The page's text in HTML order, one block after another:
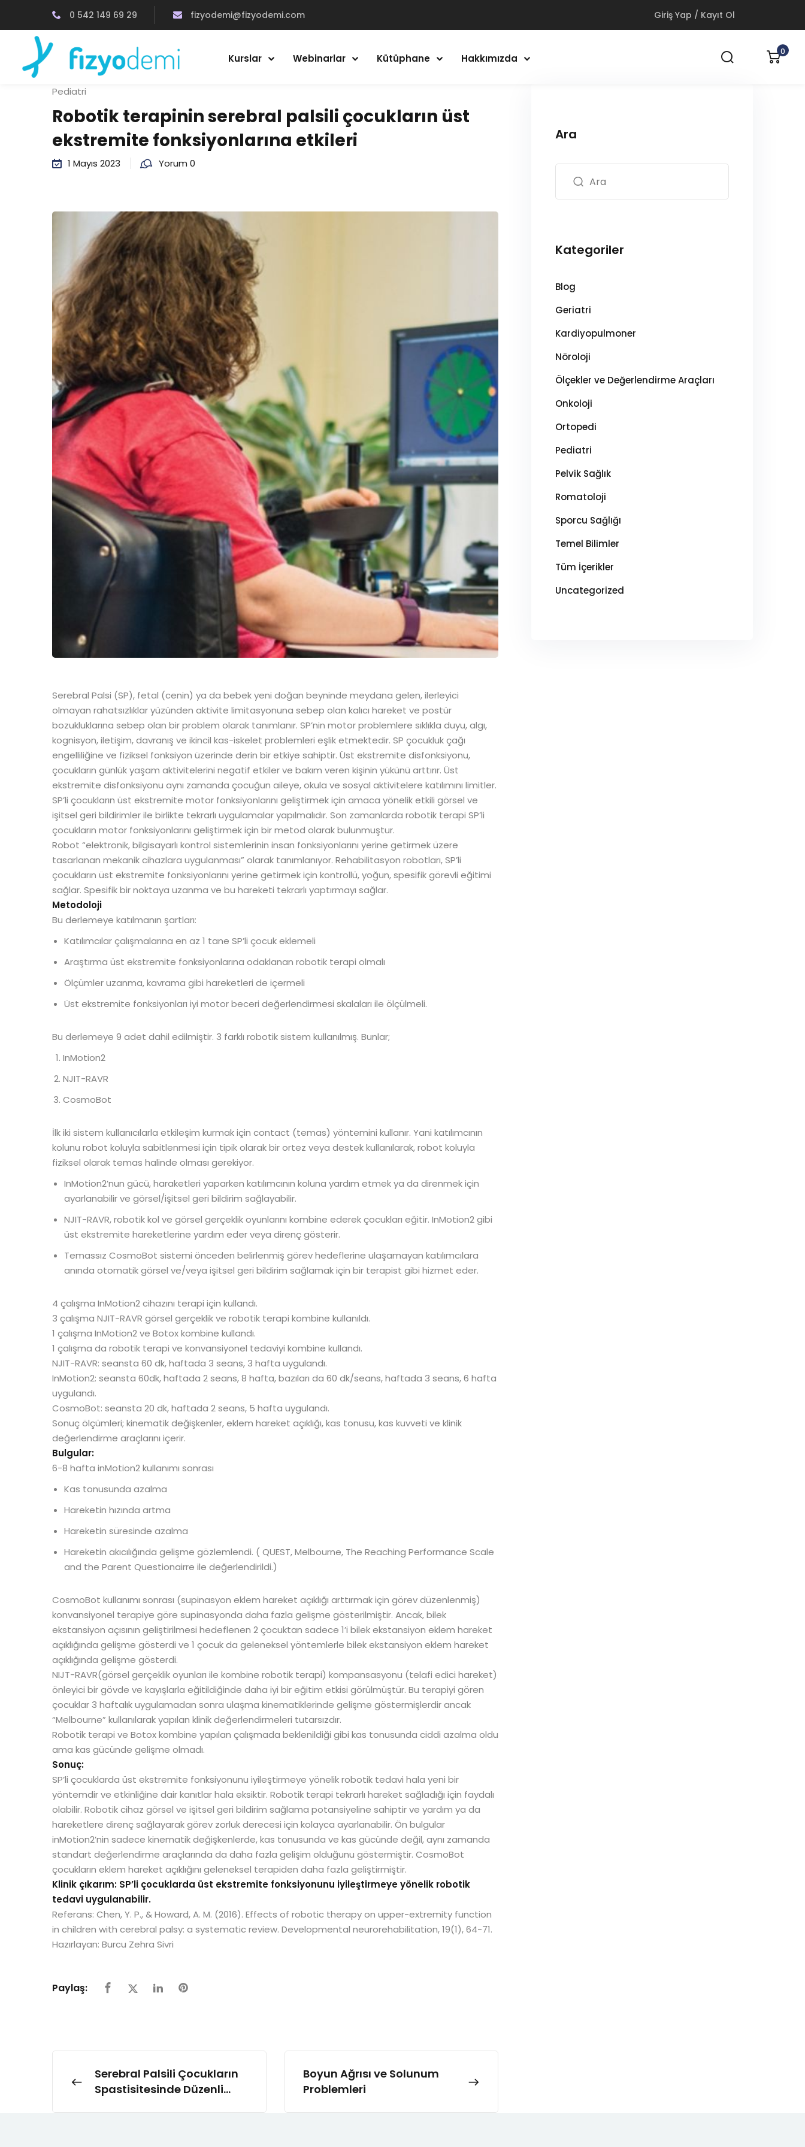
0 542 149 69 29 fizyodemi@fizyodemi.com Giriş Yap / Kayıt Ol
Kurslar Webinarlar Kütüphane Hakkımızda
0
Pediatri
Robotik terapinin serebral palsili çocukların üst
ekstremite fonksiyonlarına etkileri
1 Mayıs 2023 Yorum 0
Serebral Palsi (SP), fetal (cenin) ya da bebek yeni doğan beyninde meydana gelen, ilerleyici
olmayan rahatsızlıklar yüzünden aktivite limitasyonuna sebep olan kalıcı hareket ve postür
bozukluklarına sebep olan bir problem olarak tanımlanır. SP’nin motor problemlere sıklıkla duyu, algı,
kognisyon, iletişim, davranış ve ikincil kas-iskelet problemleri eşlik etmektedir. SP çocukluk çağı
engelliliğine ve fiziksel fonksiyon üzerinde derin bir etkiye sahiptir. Üst ekstremite disfonksiyonu,
çocukların günlük yaşam aktivitelerini negatif etkiler ve bakım veren kişinin yükünü arttırır. Üst
ekstremite disfonksiyonu aynı zamanda çocuğun aileye, okula ve sosyal aktivitelere katılımını limitler.
SP’li çocukların üst ekstremite motor fonksiyonlarını geliştirmek için amaca yönelik etkili görsel ve
işitsel geri bildirimler ile birlikte tekrarlı uygulamalar yapılmalıdır. Son zamanlarda robotik terapi SP’li
çocukların motor fonksiyonlarını geliştirmek için bir metod olarak bulunmuştur.
Robot “elektronik, bilgisayarlı kontrol sistemlerinin insan fonksiyonlarını yerine getirmek üzere
tasarlanan mekanik cihazlara uygulanması” olarak tanımlanıyor. Rehabilitasyon robotları, SP’li
çocukların üst ekstremite fonksiyonlarını yerine getirmek için kontrollü, yoğun, spesifik görevli eğitimi
sağlar. Spesifik bir noktaya uzanma ve bu hareketi tekrarlı yaptırmayı sağlar.
Metodoloji
Bu derlemeye katılmanın şartları:
Katılımcılar çalışmalarına en az 1 tane SP’li çocuk eklemeli
Araştırma üst ekstremite fonksiyonlarına odaklanan robotik terapi olmalı
Ölçümler uzanma, kavrama gibi hareketleri de içermeli
Üst ekstremite fonksiyonları iyi motor beceri değerlendirmesi skalaları ile ölçülmeli.
Bu derlemeye 9 adet dahil edilmiştir. 3 farklı robotik sistem kullanılmış. Bunlar;
InMotion2
NJIT-RAVR
CosmoBot
İlk iki sistem kullanıcılarla etkileşim kurmak için contact (temas) yöntemini kullanır. Yani katılımcının
kolunu robot koluyla sabitlenmesi için tipik olarak bir ortez veya destek kullanılarak, robot koluyla
fiziksel olarak temas halinde olması gerekiyor.
InMotion2’nun gücü, haraketleri yaparken katılımcının koluna yardım etmek ya da direnmek için
ayarlanabilir ve görsel/işitsel geri bildirim sağlayabilir.
NJIT-RAVR, robotik kol ve görsel gerçeklik oyunlarını kombine ederek çocukları eğitir. InMotion2 gibi
üst ekstremite hareketlerine yardım eder veya direnç gösterir.
Temassız CosmoBot sistemi önceden belirlenmiş görev hedeflerine ulaşamayan katılımcılara
anında otomatik görsel ve/veya işitsel geri bildirim sağlamak için bir terapist gibi hizmet eder.
4 çalışma InMotion2 cihazını terapi için kullandı.
3 çalışma NJIT-RAVR görsel gerçeklik ve robotik terapi kombine kullanıldı.
1 çalışma InMotion2 ve Botox kombine kullandı.
1 çalışma da robotik terapi ve konvansiyonel tedaviyi kombine kullandı.
NJIT-RAVR: seansta 60 dk, haftada 3 seans, 3 hafta uygulandı.
InMotion2: seansta 60dk, haftada 2 seans, 8 hafta, bazıları da 60 dk/seans, haftada 3 seans, 6 hafta
uygulandı.
CosmoBot: seansta 20 dk, haftada 2 seans, 5 hafta uygulandı.
Sonuç ölçümleri; kinematik değişkenler, eklem hareket açıklığı, kas tonusu, kas kuvveti ve klinik
değerlendirme araçlarını içerir.
Bulgular:
6-8 hafta inMotion2 kullanımı sonrası
Kas tonusunda azalma
Hareketin hızında artma
Hareketin süresinde azalma
Hareketin akıcılığında gelişme gözlemlendi. ( QUEST, Melbourne, The Reaching Performance Scale
and the Parent Questionairre ile değerlendirildi.)
CosmoBot kullanımı sonrası (supinasyon eklem hareket açıklığı arttırmak için görev düzenlenmiş)
konvansiyonel terapiye göre supinasyonda daha fazla gelişme gösterilmiştir. Ancak, bilek
ekstansiyon açısının geliştirilmesi hedeflenen 2 çocuktan sadece 1’i bilek ekstansiyon eklem hareket
açıklığında gelişme gösterdi ve 1 çocuk da geleneksel yöntemlerle bilek ekstansiyon eklem hareket
açıklığında gelişme gösterdi.
NIJT-RAVR(görsel gerçeklik oyunları ile kombine robotik terapi) kompansasyonu (telafi edici hareket)
önleyici bir gövde ve kayışlarla eğitildiğinde daha iyi bir eğitim etkisi görülmüştür. Bu terapiyi gören
çocuklar 3 haftalık uygulamadan sonra ulaşma kinematiklerinde gelişme göstermişlerdir ancak
“Melbourne” kullanılarak yapılan klinik değerlendirmeleri tutarsızdır.
Robotik terapi ve Botox kombine yapılan çalışmada beklenildiği gibi kas tonusunda ciddi azalma oldu
ama kas gücünde gelişme olmadı.
Sonuç:
SP’li çocuklarda üst ekstremite fonksiyonunu iyileştirmeye yönelik robotik tedavi hala yeni bir
yöntemdir ve etkinliğine dair kanıtlar hala eksiktir. Robotik terapi tekrarlı hareket sağladığı için faydalı
olabilir. Robotik cihaz görsel ve işitsel geri bildirim sağlama potansiyeline sahiptir ve yardım ya da
hareketlere direnç sağlayarak görev zorluk derecesi için kolayca ayarlanabilir. Ön bulgular
inMotion2’nin sadece kinematik değişkenlerde, kas tonusunda ve kas gücünde değil, aynı zamanda
standart değerlendirme araçlarında da daha fazla gelişim olduğunu göstermiştir. CosmoBot
çocukların eklem hareket açıklığını geleneksel terapiden daha fazla geliştirmiştir.
Klinik çıkarım: SP’li çocuklarda üst ekstremite fonksiyonunu iyileştirmeye yönelik robotik
tedavi uygulanabilir.
Referans: Chen, Y. P., & Howard, A. M. (2016). Effects of robotic therapy on upper-extremity function
in children with cerebral palsy: a systematic review. Developmental neurorehabilitation, 19(1), 64-71.
Hazırlayan: Burcu Zehra Sivri
Paylaş:
Serebral Palsili Çocukların
Spastisitesinde Düzenli
Boyun Ağrısı ve Solunum
Problemleri
Ara
Kategoriler
Blog
Geriatri
Kardiyopulmoner
Nöroloji
Ölçekler ve Değerlendirme Araçları
Onkoloji
Ortopedi
Pediatri
Pelvik Sağlık
Romatoloji
Sporcu Sağlığı
Temel Bilimler
Tüm İçerikler
Uncategorized